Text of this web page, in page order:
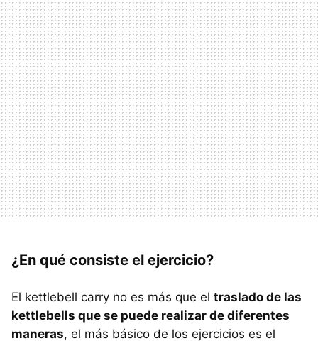
¿En qué consiste el ejercicio?
El kettlebell carry no es más que el traslado de las
kettlebells que se puede realizar de diferentes
maneras, el más básico de los ejercicios es el